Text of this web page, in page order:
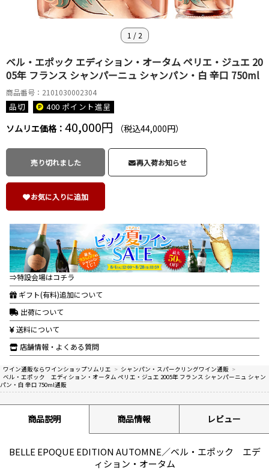
1 / 2
ベル・エポック エディション・オータム ペリエ・ジュエ 20
05年 フランス シャンパーニュ シャンパン・白 辛口 750ml
商品番号：2101030002304
品切 400 ポイント進呈
ソムリエ価格： 40,000円 （税込44,000円）
売り切れました 再入荷お知らせ
お気に入りに追加
⇒特設会場はコチラ
ギフト(有料)追加について
出荷について
送料について
店舗情報・よくある質問
ワイン通販ならワインショップソムリエ > シャンパン・スパークリングワイン通販 >
ベル・エポック エディション・オータム ペリエ・ジュエ 2005年 フランス シャンパーニュ シャン
パン・白 辛口 750ml通販
商品説明 商品情報 レビュー
BELLE EPOQUE EDITION AUTOMNE／ベル・エポック エデ
ィション・オータム